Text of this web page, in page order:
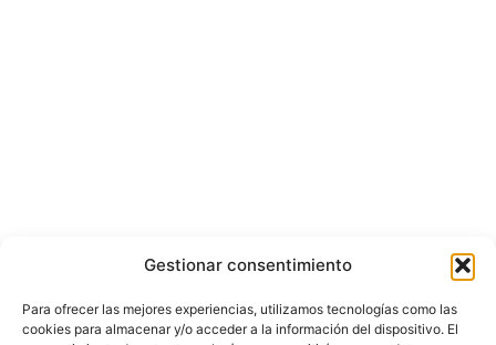
Gestionar consentimiento
Para ofrecer las mejores experiencias, utilizamos tecnologías como las
cookies para almacenar y/o acceder a la información del dispositivo. El